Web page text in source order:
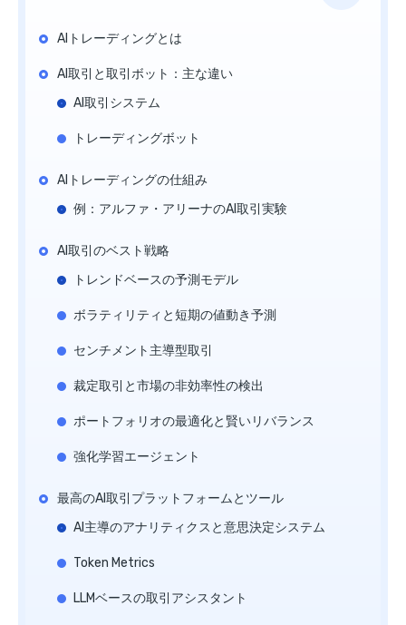
AIトレーディングとは
AI取引と取引ボット：主な違い
AI取引システム
トレーディングボット
AIトレーディングの仕組み
例：アルファ・アリーナのAI取引実験
AI取引のベスト戦略
トレンドベースの予測モデル
ボラティリティと短期の値動き予測
センチメント主導型取引
裁定取引と市場の非効率性の検出
ポートフォリオの最適化と賢いリバランス
強化学習エージェント
最高のAI取引プラットフォームとツール
AI主導のアナリティクスと意思決定システム
Token Metrics
LLMベースの取引アシスタント